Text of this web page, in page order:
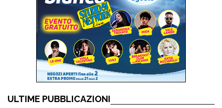
ULTIME PUBBLICAZIONI